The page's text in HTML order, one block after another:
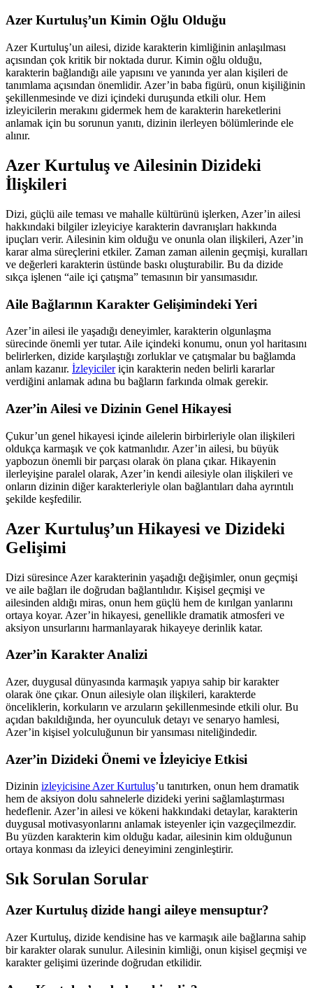
Azer Kurtuluş’un Kimin Oğlu Olduğu
Azer Kurtuluş’un ailesi, dizide karakterin kimliğinin anlaşılması
açısından çok kritik bir noktada durur. Kimin oğlu olduğu,
karakterin bağlandığı aile yapısını ve yanında yer alan kişileri de
tanımlama açısından önemlidir. Azer’in baba figürü, onun kişiliğinin
şekillenmesinde ve dizi içindeki duruşunda etkili olur. Hem
izleyicilerin merakını gidermek hem de karakterin hareketlerini
anlamak için bu sorunun yanıtı, dizinin ilerleyen bölümlerinde ele
alınır.
Azer Kurtuluş ve Ailesinin Dizideki
İlişkileri
Dizi, güçlü aile teması ve mahalle kültürünü işlerken, Azer’in ailesi
hakkındaki bilgiler izleyiciye karakterin davranışları hakkında
ipuçları verir. Ailesinin kim olduğu ve onunla olan ilişkileri, Azer’in
karar alma süreçlerini etkiler. Zaman zaman ailenin geçmişi, kuralları
ve değerleri karakterin üstünde baskı oluşturabilir. Bu da dizide
sıkça işlenen “aile içi çatışma” temasının bir yansımasıdır.
Aile Bağlarının Karakter Gelişimindeki Yeri
Azer’in ailesi ile yaşadığı deneyimler, karakterin olgunlaşma
sürecinde önemli yer tutar. Aile içindeki konumu, onun yol haritasını
belirlerken, dizide karşılaştığı zorluklar ve çatışmalar bu bağlamda
anlam kazanır. İzleyicileriçin karakterin neden belirli kararlar
verdiğini anlamak adına bu bağların farkında olmak gerekir.
Azer’in Ailesi ve Dizinin Genel Hikayesi
Çukur’un genel hikayesi içinde ailelerin birbirleriyle olan ilişkileri
oldukça karmaşık ve çok katmanlıdır. Azer’in ailesi, bu büyük
yapbozun önemli bir parçası olarak ön plana çıkar. Hikayenin
ilerleyişine paralel olarak, Azer’in kendi ailesiyle olan ilişkileri ve
onların dizinin diğer karakterleriyle olan bağlantıları daha ayrıntılı
şekilde keşfedilir.
Azer Kurtuluş’un Hikayesi ve Dizideki
Gelişimi
Dizi süresince Azer karakterinin yaşadığı değişimler, onun geçmişi
ve aile bağları ile doğrudan bağlantılıdır. Kişisel geçmişi ve
ailesinden aldığı miras, onun hem güçlü hem de kırılgan yanlarını
ortaya koyar. Azer’in hikayesi, genellikle dramatik atmosferi ve
aksiyon unsurlarını harmanlayarak hikayeye derinlik katar.
Azer’in Karakter Analizi
Azer, duygusal dünyasında karmaşık yapıya sahip bir karakter
olarak öne çıkar. Onun ailesiyle olan ilişkileri, karakterde
önceliklerin, korkuların ve arzuların şekillenmesinde etkili olur. Bu
açıdan bakıldığında, her oyunculuk detayı ve senaryo hamlesi,
Azer’in kişisel yolculuğunun bir yansıması niteliğindedir.
Azer’in Dizideki Önemi ve İzleyiciye Etkisi
Dizinin izleyicisine Azer Kurtuluş’u tanıtırken, onun hem dramatik
hem de aksiyon dolu sahnelerle dizideki yerini sağlamlaştırması
hedeflenir. Azer’in ailesi ve kökeni hakkındaki detaylar, karakterin
duygusal motivasyonlarını anlamak isteyenler için vazgeçilmezdir.
Bu yüzden karakterin kim olduğu kadar, ailesinin kim olduğunun
ortaya konması da izleyici deneyimini zenginleştirir.
Sık Sorulan Sorular
Azer Kurtuluş dizide hangi aileye mensuptur?
Azer Kurtuluş, dizide kendisine has ve karmaşık aile bağlarına sahip
bir karakter olarak sunulur. Ailesinin kimliği, onun kişisel geçmişi ve
karakter gelişimi üzerinde doğrudan etkilidir.